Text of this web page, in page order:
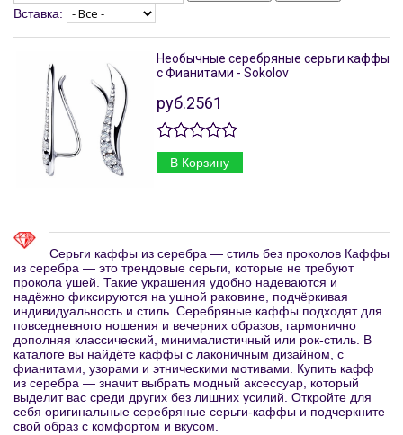
Вставка:
Необычные серебряные серьги каффы
с Фианитами - Sokolov
руб.2561
В Корзину
Серьги каффы из серебра — стиль без проколов Каффы
из серебра — это трендовые серьги, которые не требуют
прокола ушей. Такие украшения удобно надеваются и
надёжно фиксируются на ушной раковине, подчёркивая
индивидуальность и стиль. Серебряные каффы подходят для
повседневного ношения и вечерних образов, гармонично
дополняя классический, минималистичный или рок-стиль. В
каталоге вы найдёте каффы с лаконичным дизайном, с
фианитами, узорами и этническими мотивами. Купить кафф
из серебра — значит выбрать модный аксессуар, который
выделит вас среди других без лишних усилий. Откройте для
себя оригинальные серебряные серьги-каффы и подчеркните
свой образ с комфортом и вкусом.